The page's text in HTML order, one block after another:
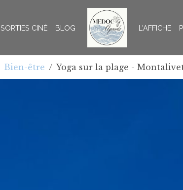
SORTIES CINÉ BLOG L'AFFICHE
Bien-être Yoga sur la plage -